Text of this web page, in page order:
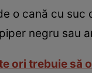
o cană cu
negru sau
ori trebuie